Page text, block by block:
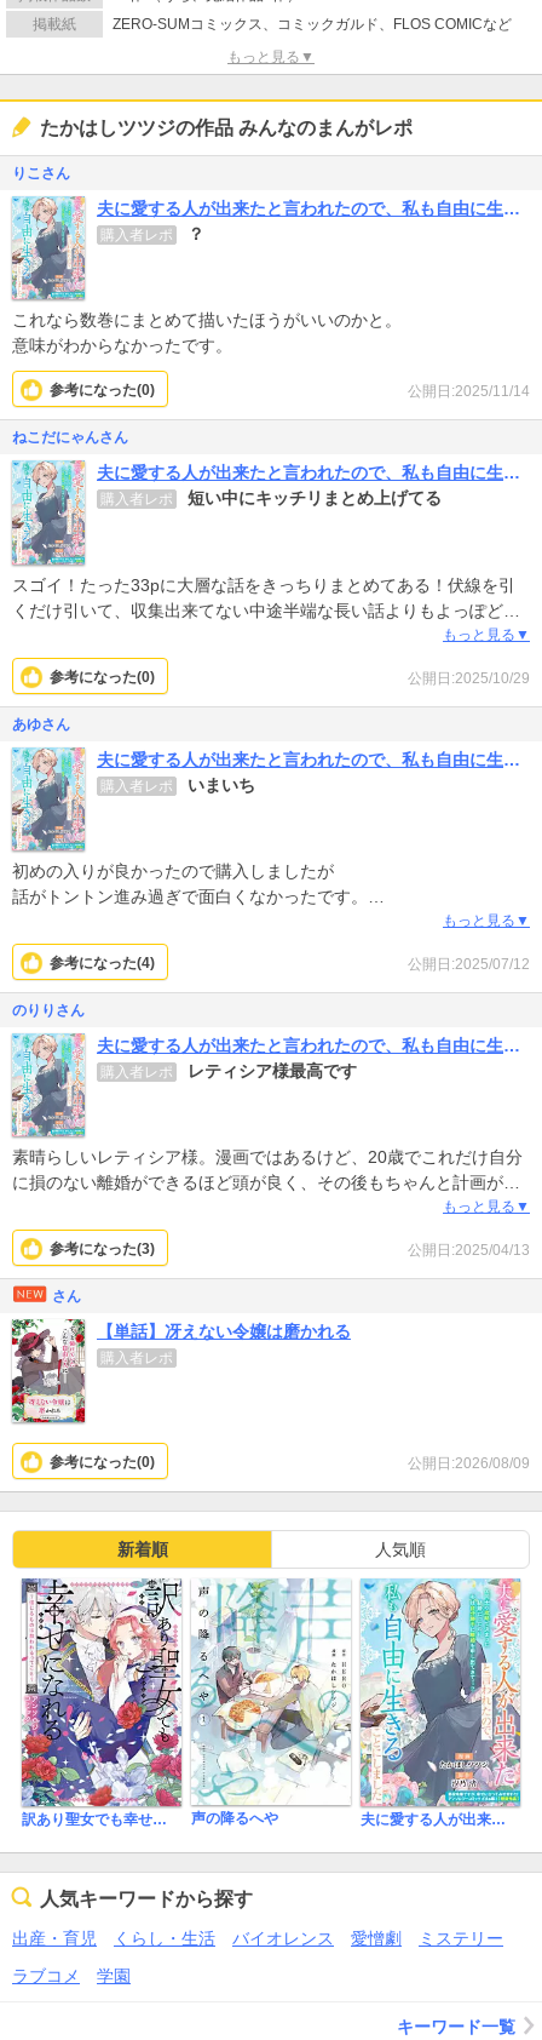
掲載紙
ZERO-SUMコミックス、コミックガルド、FLOS COMICなど
もっと見る▼
たかはしツツジの作品 みんなのまんがレポ
りこさん
夫に愛する人が出来たと言われたので、私も自由に生きることにしました
購入者レポ ？
これなら数巻にまとめて描いたほうがいいのかと。
意味がわからなかったです。
公開日:2025/11/14
参考になった(0)
ねこだにゃんさん
夫に愛する人が出来たと言われたので、私も自由に生きることにしました
購入者レポ 短い中にキッチリまとめ上げてる
スゴイ！たった33pに大層な話をきっちりまとめてある！伏線を引
くだけ引いて、収集出来てない中途半端な長い話よりもよっぽどい
い。主人公が用意周到なのもあって、物語の早いテンポに違和感が
ない。面白いのでもう少し読みたい所ではあるけど、終わり方にム
リがなくさっぱりとした後味なので、コレがベストなのかもとも思
う。
もっと見る▼
公開日:2025/10/29
参考になった(0)
あゆさん
夫に愛する人が出来たと言われたので、私も自由に生きることにしました
購入者レポ いまいち
初めの入りが良かったので購入しましたが
話がトントン進み過ぎで面白くなかったです。
ちゃんと書けば絶対素晴らしい作品だったはずなのに一話にまとめ
てしまったので
仕返しのところとか、結婚までの流れとか端折りすぎてて…
三巻くらいに分けてしっかりと中身を書いて欲しかったです。
もっと見る▼
公開日:2025/07/12
参考になった(4)
のりりさん
夫に愛する人が出来たと言われたので、私も自由に生きることにしました
購入者レポ レティシア様最高です
素晴らしいレティシア様。漫画ではあるけど、20歳でこれだけ自分
に損のない離婚ができるほど頭が良く、その後もちゃんと計画がで
きている。漫画ではあるけど。めちゃくちゃ格好いいです。素晴ら
しすぎます。スカッとしますねぇ。
もっと見る▼
公開日:2025/04/13
参考になった(3)
さん
【単話】冴えない令嬢は磨かれる
購入者レポ
公開日:2026/08/09
参考になった(0)
新着順 人気順
訳あり聖女でも幸せになれる！～信じるものは救われるってこと～アンソロジーコミック 声の降るへや 夫に愛する人が出来たと言われたので、私も自由に生きることにしました
人気キーワードから探す
出産・育児 くらし・生活 バイオレンス 愛憎劇
ミステリー
ラブコメ
学園
キーワード一覧